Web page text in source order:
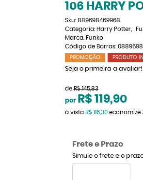
106 HARRY
Sku: 889698469968
Categoria: Harry Potter
Marca: Funko
Código de Barras:
PROMOÇÃO PRODUTO
Seja o primeira a avaliar!
de R$ 145,83
por R$ 119,90
à vista R$ 116,30economize
Frete e Prazo
Simule o frete e o